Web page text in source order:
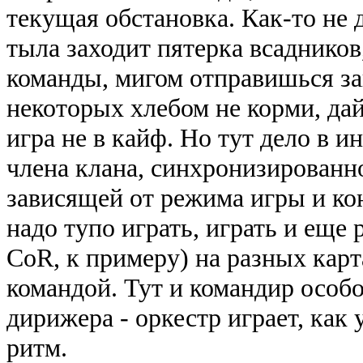
текущая обстановка. Как-то не
тыла заходит пятерка
команды, мигом отправишься
некоторых хлебом не корми,
игра не в кайф. Но тут дело в
члена клана,
зависящей от режима игры и
надо тупо играть, играть и еще
CoR, к примеру) на разных
командой. Тут и командир
дирижера - оркестр играет, как
ритм.